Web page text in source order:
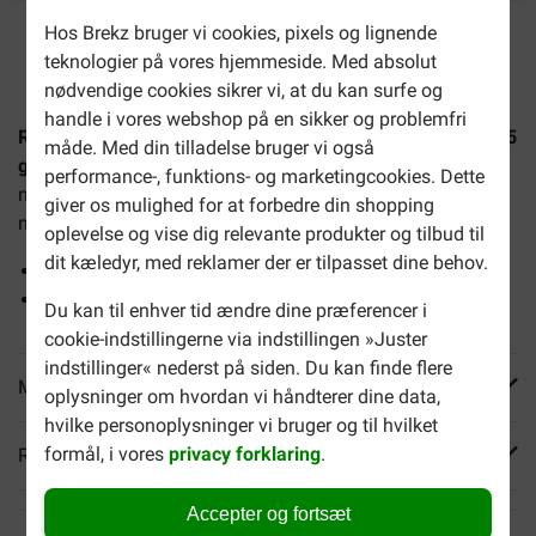
Hos Brekz bruger vi cookies, pixels og lignende
teknologier på vores hjemmeside. Med absolut
nødvendige cookies sikrer vi, at du kan surfe og
handle i vores webshop på en sikker og problemfri
måde. Med din tilladelse bruger vi også
performance-, funktions- og marketingcookies. Dette
giver os mulighed for at forbedre din shopping
oplevelse og vise dig relevante produkter og tilbud til
dit kæledyr, med reklamer der er tilpasset dine behov.
Du kan til enhver tid ændre dine præferencer i
cookie-indstillingerne via indstillingen »Juster
indstillinger« nederst på siden. Du kan finde flere
oplysninger om hvordan vi håndterer dine data,
hvilke personoplysninger vi bruger og til hvilket
formål, i voresprivacy forklaring.
Accepter og fortsæt
2-4 arbejdsdage, medmindre andet er angivet
Royal Canin Light Weight Care i sovs vådfoder til katte (85
g)
er kødstykker i sovs til voksne katte mellem 1 og 7 år
med tendens til overvægt. En pakke indeholder 12 poser
med 85 gram. Fordelene ved foderet er:
Reducerer kalorieindtag
Hjælper med at bibeholde muskelmasse
Mere info
Reviews